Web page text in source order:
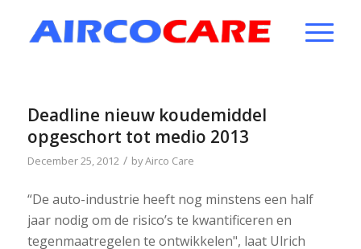
Deadline nieuw koudemiddel
opgeschort tot medio 2013
December 25, 2012 / byAirco Care
“De auto-industrie heeft nog minstens een half
jaar nodig om de risico’s te kwantificeren en
tegenmaatregelen te ontwikkelen", laat Ulrich